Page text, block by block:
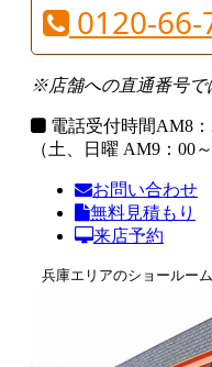
0120-66-
※店舗への直通番号で
電話受付時間AM8
（土、日曜 AM9：00
お問い合わせ
無料見積もり
来店予約
兵庫エリアのショールー